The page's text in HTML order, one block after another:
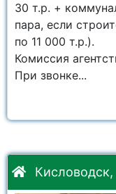
30 т.р. +
пара, если
по 11 000 т.р.).
Комиссия
При звонке...